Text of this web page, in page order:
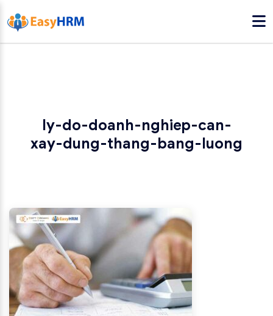
ly-do-doanh-nghiep-can-
xay-dung-thang-bang-luong